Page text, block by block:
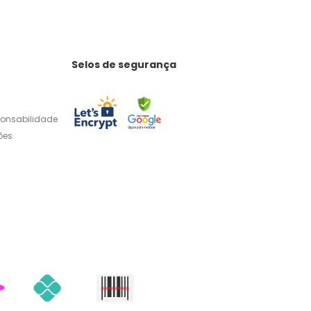
Selos de segurança